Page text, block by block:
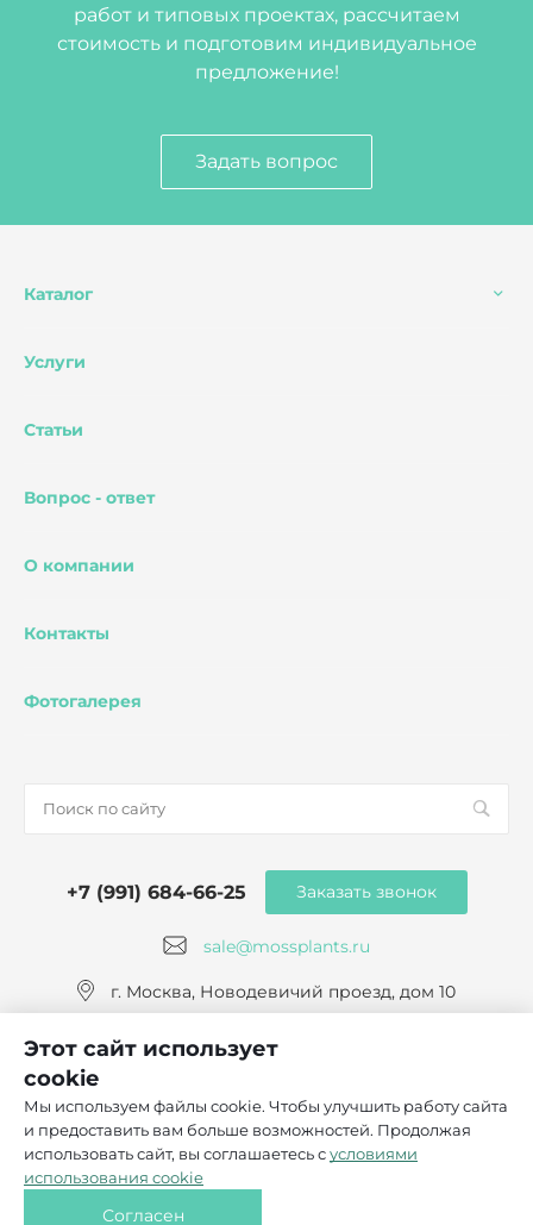
работ и типовых проектах, рассчитаем
стоимость и подготовим индивидуальное
предложение!
Задать вопрос
Каталог
Услуги
Статьи
Вопрос - ответ
О компании
Контакты
Фотогалерея
sale@mossplants.ru
+7 (991) 684-66-25
г. Москва, Новодевичий проезд, дом 10
Заказать звонок
© 2026 Mossplants, Все права защищены
Политика конфиденциальности
Согласие на обработку персональных данных
Согласие на использование файлов cookie
Этот сайт использует
cookie
Мы используем файлы cookie. Чтобы улучшить работу сайта
и предоставить вам больше возможностей. Продолжая
использовать сайт, вы соглашаетесь сусловиями
использования cookie
Согласен